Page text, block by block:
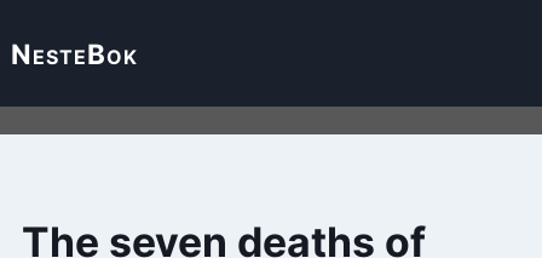
NesteBok
The seven deaths of